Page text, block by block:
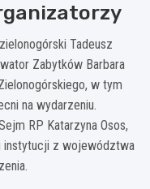
Tadeusz
Zabytków Barbara
w tym
na wydarzeniu.
RP Katarzyna Osos,
instytucji z województwa